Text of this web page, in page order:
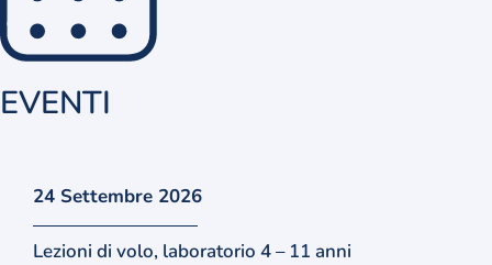
EVENTI
24 Settembre 2026
Lezioni di volo, laboratorio 4 – 11 anni